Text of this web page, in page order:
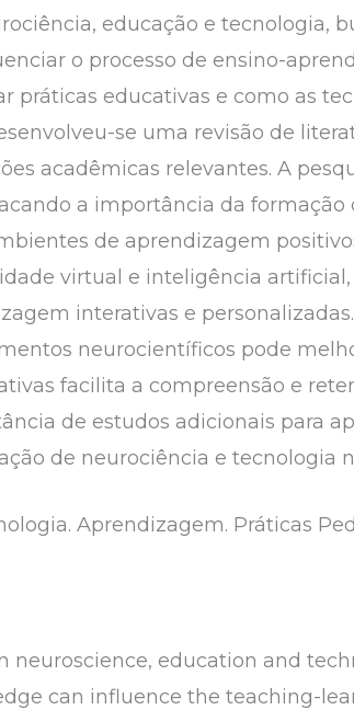
educação e tecnologia,
o processo de ensino-
práticas educativas e como as
se uma revisão de
acadêmicas relevantes. A
a importância da formação
de aprendizagem
virtual e inteligência
interativas e
neurocientíficos pode
facilita a compreensão e
de estudos adicionais para
de neurociência e tecnologia
Aprendizagem. Práticas
education and
can influence the teaching-